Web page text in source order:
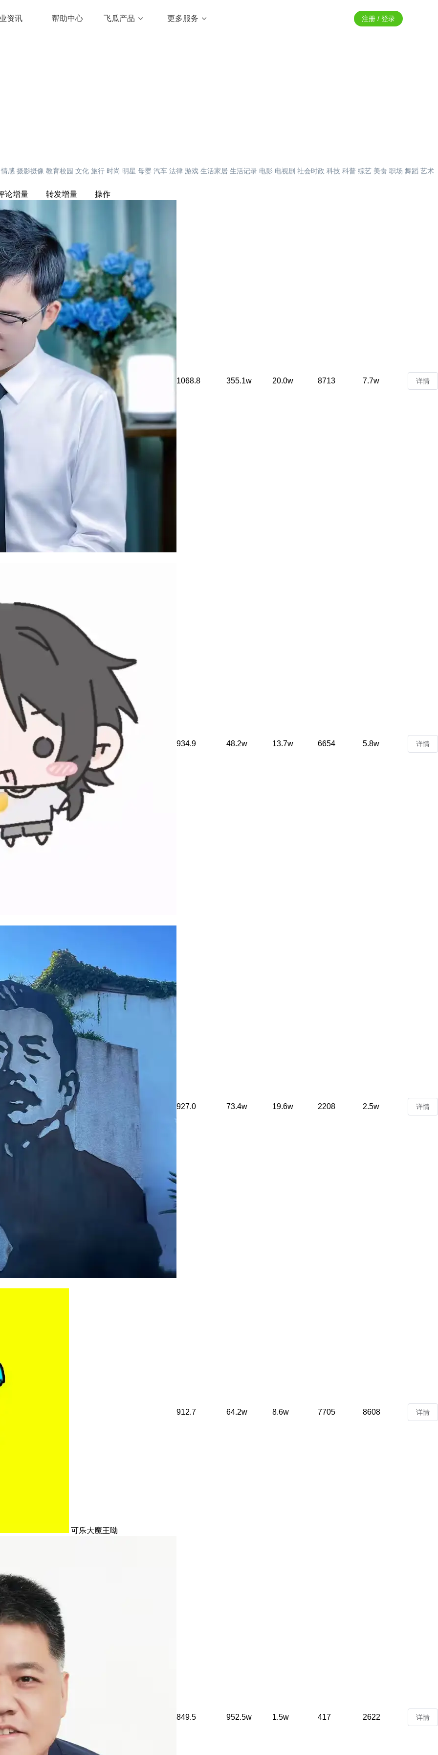
资讯 帮助中心 飞瓜产品 更多服务 注册 / 登录
情感 摄影摄像 教育校园 文化 旅行 时尚 明星 母婴 汽车 法律 游戏 生活家居 生活记录 电影 电视剧 社会时政 科技 科普 综艺 美食 职场 舞蹈 艺术
论增量 转发增量 操作
1068.8 355.1w 20.0w 8713 7.7w 详情
934.9 48.2w 13.7w 6654 5.8w 详情
927.0 73.4w 19.6w 2208 2.5w 详情
可乐大魔王呦
912.7 64.2w 8.6w 7705 8608 详情
849.5 952.5w 1.5w 417 2622 详情